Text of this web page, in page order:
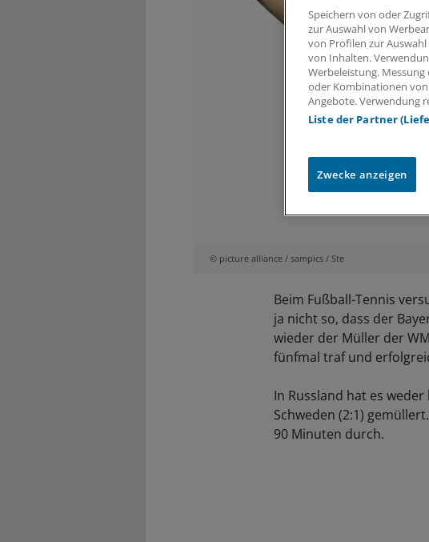
© picture alliance / sampics / Ste
Beim Fußball-Tennis
ja nicht so, dass der
wieder der Müller der
fünfmal traf und
In Russland hat es
Schweden (2:1)
90 Minuten durch.
Speichern von oder
zur Auswahl von
von Profilen zur
von Inhalten.
Werbeleistung.
oder Kombinationen
Angebote. Verwendung
Liste der Partner
Zwecke anzeigen